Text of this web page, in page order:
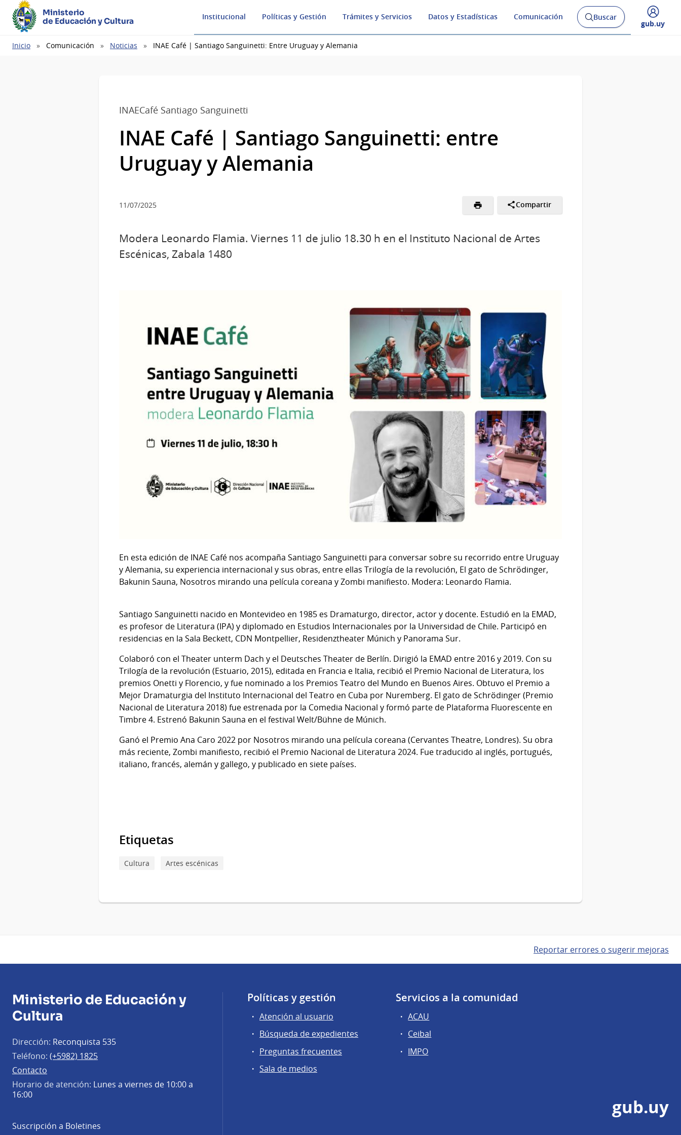
Ministerio
de Educación y Cultura
Institucional Políticas y Gestión Trámites y Servicios Datos y Estadísticas Comunicación
Abrir
buscador
Buscar
Desplegar
gub.uy
Ruta
Inicio Comunicación Noticias INAE Café | Santiago Sanguinetti: Entre Uruguay y Alemania
INAECafé Santiago Sanguinetti
INAE Café | Santiago Sanguinetti: entre
Uruguay y Alemania
11/07/2025 Compartir
Modera Leonardo Flamia. Viernes 11 de julio 18.30 h en el Instituto Nacional de Artes
Escénicas, Zabala 1480
En esta edición de INAE Café nos acompaña Santiago Sanguinetti para conversar sobre su recorrido entre Uruguay
y Alemania, su experiencia internacional y sus obras, entre ellas Trilogía de la revolución, El gato de Schrödinger,
Bakunin Sauna, Nosotros mirando una película coreana y Zombi manifiesto. Modera: Leonardo Flamia.
Santiago Sanguinetti nacido en Montevideo en 1985 es Dramaturgo, director, actor y docente. Estudió en la EMAD,
es profesor de Literatura (IPA) y diplomado en Estudios Internacionales por la Universidad de Chile. Participó en
residencias en la Sala Beckett, CDN Montpellier, Residenztheater Múnich y Panorama Sur.
Colaboró con el Theater unterm Dach y el Deutsches Theater de Berlín. Dirigió la EMAD entre 2016 y 2019. Con su
Trilogía de la revolución (Estuario, 2015), editada en Francia e Italia, recibió el Premio Nacional de Literatura, los
premios Onetti y Florencio, y fue nominado a los Premios Teatro del Mundo en Buenos Aires. Obtuvo el Premio a
Mejor Dramaturgia del Instituto Internacional del Teatro en Cuba por Nuremberg. El gato de Schrödinger (Premio
Nacional de Literatura 2018) fue estrenada por la Comedia Nacional y formó parte de Plataforma Fluorescente en
Timbre 4. Estrenó Bakunin Sauna en el festival Welt/Bühne de Múnich.
Ganó el Premio Ana Caro 2022 por Nosotros mirando una película coreana (Cervantes Theatre, Londres). Su obra
más reciente, Zombi manifiesto, recibió el Premio Nacional de Literatura 2024. Fue traducido al inglés, portugués,
italiano, francés, alemán y gallego, y publicado en siete países.
Etiquetas
Cultura Artes escénicas
Reportar errores o sugerir mejoras
Ministerio de Educación y
Cultura
Dirección: Reconquista 535
Teléfono: (+5982) 1825
Contacto
Horario de atención: Lunes a viernes de 10:00 a
16:00
Suscripción a Boletines
Políticas y gestión
Atención al usuario
Búsqueda de expedientes
Preguntas frecuentes
Sala de medios
Servicios a la comunidad
ACAU
Ceibal
IMPO
gub.uy